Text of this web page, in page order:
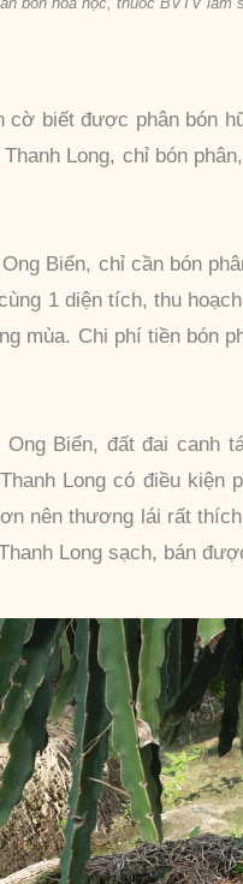
cờ biết được phân bón
Long, chỉ bón
Biển, chỉ cần bón
1 diện tích, thu
mùa. Chi phí tiền bón
Ong Biển, đất đai canh
Long có điều kiện
nên thương lái rất
Long sạch, bán